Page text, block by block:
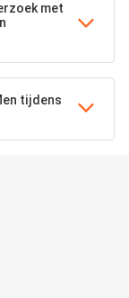
met
tijdens